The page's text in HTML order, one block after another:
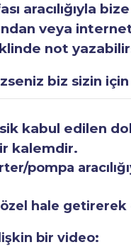
aracılığıyla
veya
not
biz sizin
kabul edilen
kalemdir.
pompa
hale getirerek
bir video: